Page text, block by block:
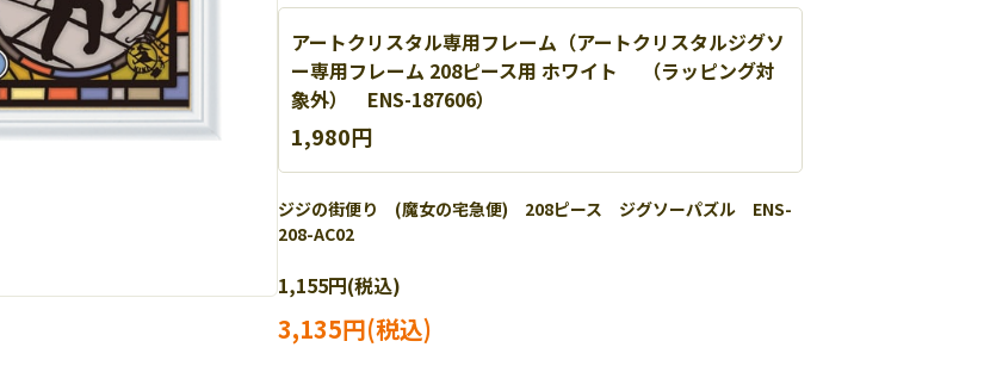
エポック社 透明パズル用フレーム
金のモールが絵柄を華やかに演出します。
アートクリスタル専用フレーム（アートクリスタルジグソ
ー専用フレーム 208ピース用 ホワイト （ラッピング対
象外） ENS-187606）
1,980円
ジジの街便り (魔女の宅急便) 208ピース ジグソーパズル ENS-
208-AC02
1,155円(税込)
3,135円(税込)